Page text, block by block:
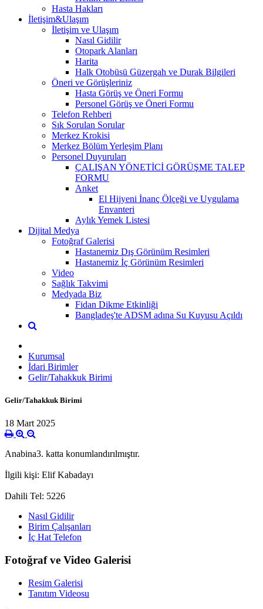
Hasta Hakları
İletişim&Ulaşım
İletişim ve Ulaşım
Nasıl Gidilir
Otopark Alanları
Harita
Halk Otobüsü Güzergah ve Durak Bilgileri
Öneri ve Görüşleriniz
Hasta Görüş ve Öneri Formu
Personel Görüş ve Öneri Formu
Telefon Rehberi
Sık Sorulan Sorular
Merkez Krokisi
Merkez Bölüm Yerleşim Planı
Personel Duyuruları
ÇALIŞAN YÖNETİCİ GÖRÜŞME TALEP
FORMU
Anket
El Hijyeni İnanç Ölçeği ve Uygulama
Envanteri
Aylık Yemek Listesi
Dijital Medya
Fotoğraf Galerisi
Hastanemiz Dış Görünüm Resimleri
Hastanemiz İç Görünüm Resimleri
Video
Sağlık Takvimi
Medyada Biz
Fidan Dikme Etkinliği
Bangladeş'te ADSM adına Su Kuyusu Açıldı
Kurumsal
İdari Birimler
Gelir/Tahakkuk Birimi
Gelir/Tahakkuk Birimi
18 Mart 2025
Anabina3. katta konumlandırılmıştır.
İlgili kişi: Elif Kabadayı
Dahili Tel: 5226
Nasıl Gidilir
Birim Çalışanları
İç Hat Telefon
Fotoğraf ve Video Galerisi
Resim Galerisi
Tanıtım Videosu